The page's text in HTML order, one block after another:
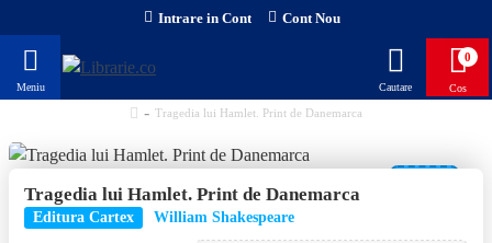
Intrare in Cont Cont Nou
0
Tragedia lui Hamlet. Print de Danemarca
Tragedia lui Hamlet. Print de Danemarca
Editura Cartex William Shakespeare